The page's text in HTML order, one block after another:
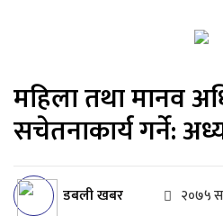
महिला तथा मानव
सचेतनाकार्य गर्ने:
डबली खबर २०७५